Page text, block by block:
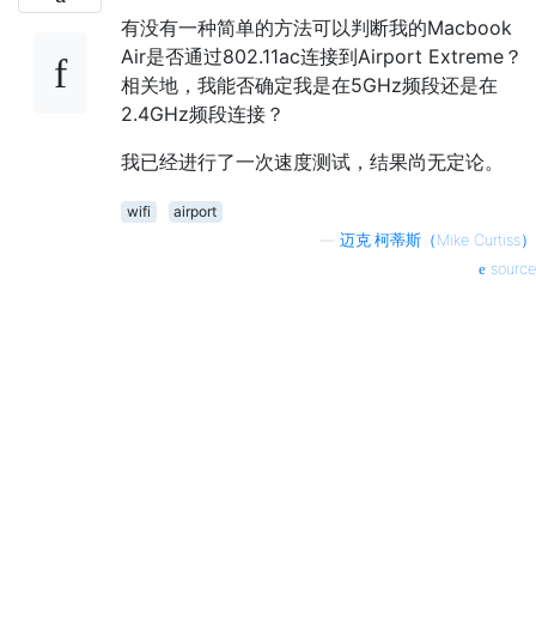
有没有一种简单的方法可以判断我的Macbook
Air是否通过802.11ac连接到Airport Extreme？
相关地，我能否确定我是在5GHz频段还是在
2.4GHz频段连接？
我已经进行了一次速度测试，结果尚无定论。
wifi
airport
迈克·柯蒂斯（Mike Curtiss）
source